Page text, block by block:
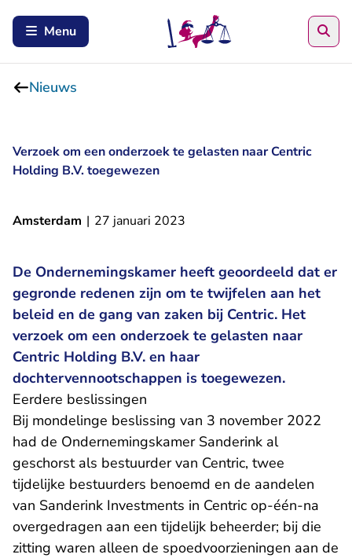
Menu
Nieuws
Verzoek om een onderzoek te gelasten naar Centric
Holding B.V. toegewezen
Amsterdam | 27 januari 2023
De Ondernemingskamer heeft geoordeeld dat er
gegronde redenen zijn om te twijfelen aan het
beleid en de gang van zaken bij Centric. Het
verzoek om een onderzoek te gelasten naar
Centric Holding B.V. en haar
dochtervennootschappen is toegewezen.
Eerdere beslissingen
Bij mondelinge beslissing van 3 november 2022
had de Ondernemingskamer Sanderink al
geschorst als bestuurder van Centric, twee
tijdelijke bestuurders benoemd en de aandelen
van Sanderink Investments in Centric op-één-na
overgedragen aan een tijdelijk beheerder; bij die
zitting waren alleen de spoedvoorzieningen aan de